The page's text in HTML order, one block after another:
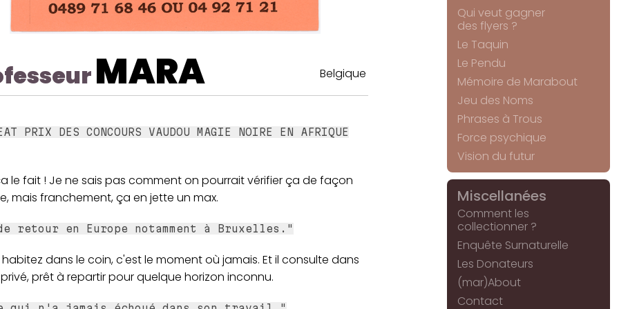
MARA Belgique
PRIX DES CONCOURS VAUDOU MAGIE NOIRE EN AFRIQUE
le fait ! Je ne sais pas comment on pourrait vérifier ça de façon
mais franchement, ça en jette un max.
retour en Europe notamment à Bruxelles."
habitez dans le coin, c'est le moment où jamais. Et il consulte dans
prêt à repartir pour quelque horizon inconnu.
Qui veut gagner
des flyers ?
Le Taquin
Le Pendu
Mémoire de Marabout
Jeu des Noms
Phrases à Trous
Force psychique
Vision du futur
Miscellanées
Comment les
collectionner ?
Enquête Surnaturelle
Les Donateurs
(mar)About
Contact